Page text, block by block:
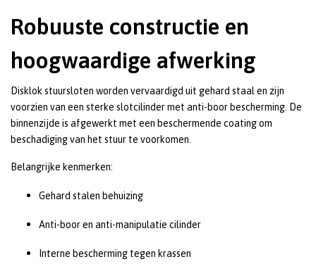
Robuuste constructie en
hoogwaardige afwerking
Disklok stuursloten worden vervaardigd uit gehard staal en zijn
voorzien van een sterke slotcilinder met anti-boor bescherming. De
binnenzijde is afgewerkt met een beschermende coating om
beschadiging van het stuur te voorkomen.
Belangrijke kenmerken:
Gehard stalen behuizing
Anti-boor en anti-manipulatie cilinder
Interne bescherming tegen krassen